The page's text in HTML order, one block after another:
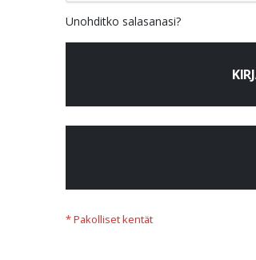
Unohditko salasanasi?